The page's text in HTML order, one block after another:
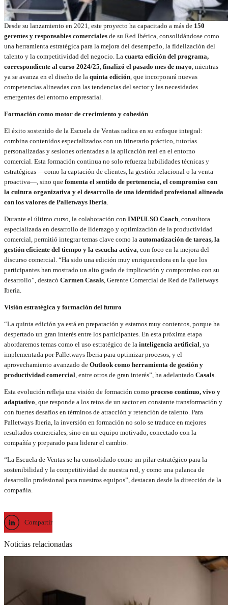
Desde su lanzamiento en 2021, este proyecto ha capacitado a más de 150
gerentes y responsables comerciales de su Red Ibérica, consolidándose como
una herramienta estratégica para la mejora del desempeño, la fidelización del
talento y la competitividad del negocio. La cuarta edición del programa,
correspondiente al curso 2024/25, finalizó el pasado mes de mayo, mientras
ya se avanza en el diseño de la quinta edición, que incorporará nuevas
competencias alineadas con las tendencias del sector y las necesidades
emergentes del entorno empresarial.
Formación como motor de crecimiento y cohesión
El éxito sostenido de la Escuela de Ventas radica en su enfoque integral:
combina contenidos especializados con un itinerario práctico, tutorías
personalizadas y sesiones orientadas a la aplicación real en el entorno
comercial. Esta formación continua no solo refuerza habilidades técnicas y
estratégicas —como la captación de clientes, la gestión relacional o la venta
proactiva—, sino que fomenta el sentido de pertenencia, el compromiso con
la cultura organizativa y el desarrollo de una identidad profesional alineada
con los valores de Palletways Iberia.
Durante el último curso, la colaboración con IMPULSO Coach, consultora
especializada en desarrollo de liderazgo y optimización de la productividad
comercial, permitió integrar temas clave como la automatización de tareas, la
gestión eficiente del tiempo y la escucha activa, con foco en la mejora del
discurso comercial. “Ha sido una edición muy enriquecedora en la que los
participantes han mostrado un alto grado de implicación y compromiso con su
desarrollo”, destacó Carmen Casals, Gerente Comercial de Red de Palletways
Iberia.
Visión estratégica y formación del futuro
“La quinta edición ya está en preparación y estamos muy contentos, porque ha
despertado un gran interés entre los participantes. En esta próxima etapa
abordaremos temas como el uso estratégico de la inteligencia artificial , ya
implementada por Palletways Iberia para optimizar procesos, y el
aprovechamiento avanzado de Outlook como herramienta de gestión y
productividad comercial , entre otros de gran interés”, ha adelantado Casals
Esta evolución refleja una visión de formación como proceso continuo, vivo y
adaptativo , que responde a los retos de un sector en constante transformación y
con fuertes desafíos en términos de atracción y retención de talento. Para
Palletways Iberia, la inversión en formación no solo se traduce en mejores
resultados comerciales, sino en un equipo motivado, conectado con la
compañía y preparado para liderar el cambio.
“La Escuela de Ventas se ha consolidado como un pilar estratégico para la
sostenibilidad y la competitividad de nuestra red, y como una palanca de
desarrollo profesional para nuestros equipos”, destacan desde la dirección de la
compañía.
Compartir
Noticias relacionadas